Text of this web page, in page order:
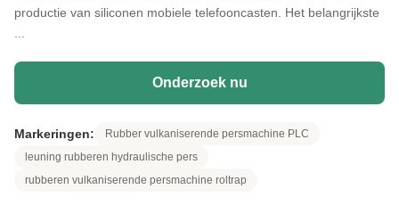
productie van siliconen mobiele telefooncasten. Het belangrijkste
Onderzoek nu
Markeringen:
Rubber vulkaniserende persmachine PLC
leuning rubberen hydraulische pers
rubberen vulkaniserende persmachine roltrap